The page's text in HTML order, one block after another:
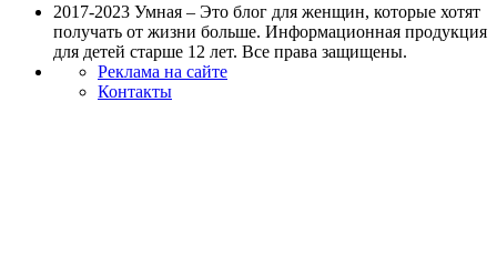
2017-2023 Умная – Это блог для женщин, которые хотят
получать от жизни больше. Информационная продукция
для детей старше 12 лет. Все права защищены.
Реклама на сайте
Контакты